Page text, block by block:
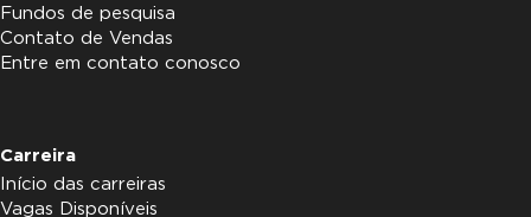
Fundos de pesquisa
Contato de Vendas
Entre em contato conosco
Carreira
Início das carreiras
Vagas Disponíveis